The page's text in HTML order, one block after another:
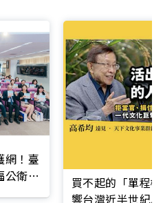
網！臺
公衛》
買不起的「單程
響台灣近半世紀